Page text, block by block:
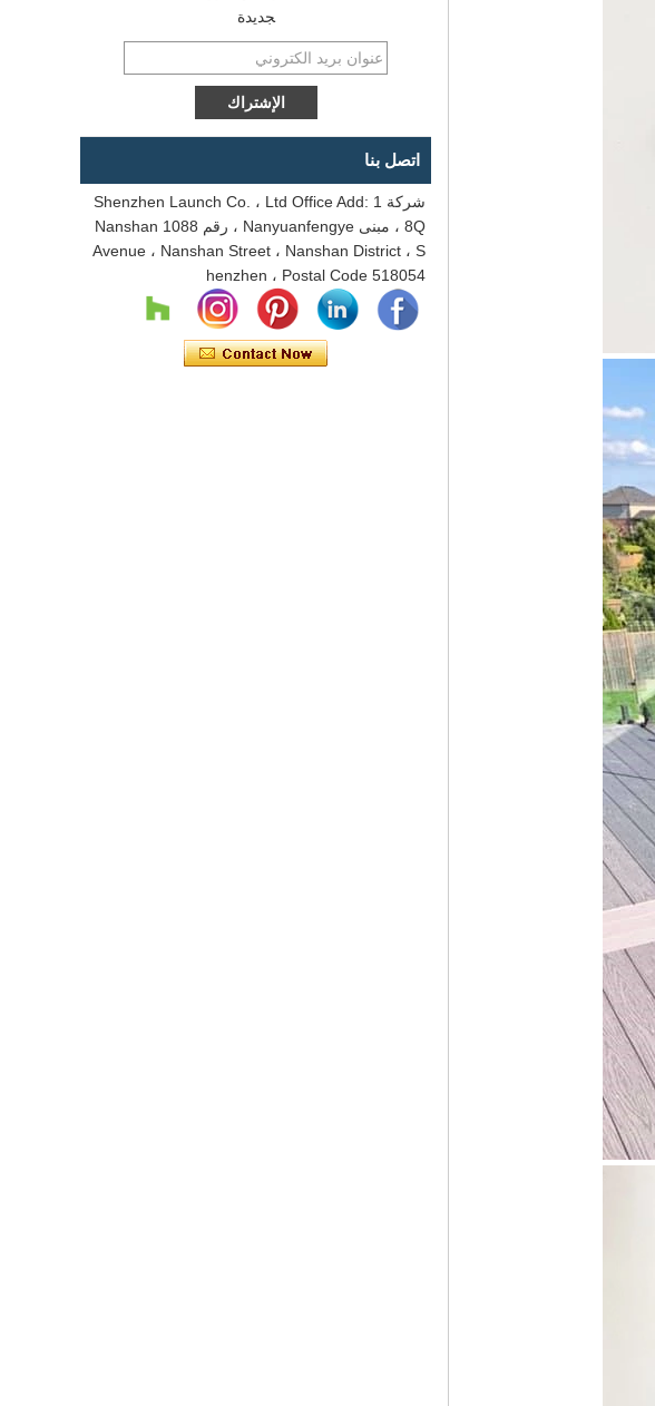
جديدة
اتصل بنا
شركة Shenzhen Launch Co. ، Ltd Office Add: 1
8Q ، مبنى Nanyuanfengye ، رقم 1088 Nanshan
Avenue ، Nanshan Street ، Nanshan District ، S
henzhen ، Postal Code 518054